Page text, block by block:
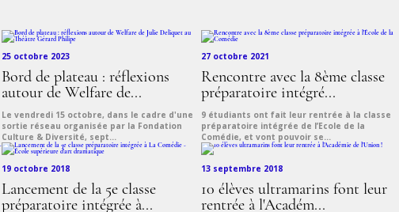
25 octobre 2023
Bord de plateau : réflexions
autour de Welfare de...
Le vendredi 15 octobre, dans le cadre d'une
sortie réseau organisée par la Fondation
Culture & Diversité, sept...
27 octobre 2021
Rencontre avec la 8ème classe
préparatoire intégré...
9 étudiants ont fait leur rentrée à la classe
préparatoire intégrée de l’Ecole de la
Comédie, et vont pouvoir se...
19 octobre 2018
Lancement de la 5e classe
préparatoire intégrée à...
13 septembre 2018
10 élèves ultramarins font leur
rentrée à l'Académ...